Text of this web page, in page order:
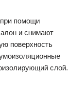
помощи
и снимают
поверхность
слой.